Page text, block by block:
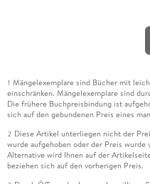
1 Mängelexemplare sind Bücher mit
einschränken. Mängelexemplare sind
Die frühere Buchpreisbindung ist
sich auf den gebundenen Preis eines
2 Diese Artikel unterliegen nicht der
wurde aufgehoben oder der Preis
Alternative wird Ihnen auf der
beziehen sich auf den vorherigen Preis.